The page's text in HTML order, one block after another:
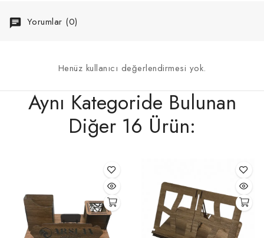
Yorumlar (0)
Henüz kullanıcı değerlendirmesi yok.
Aynı Kategoride Bulunan
Diğer 16 Ürün: